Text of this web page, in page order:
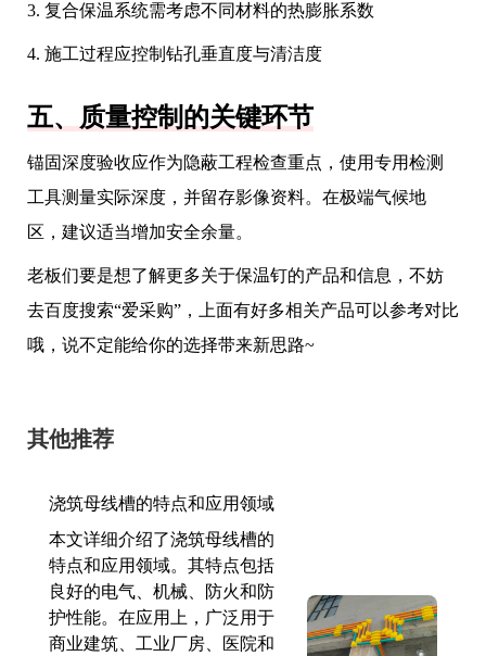
3. 复合保温系统需考虑不同材料的热膨胀系数
4. 施工过程应控制钻孔垂直度与清洁度
五、质量控制的关键环节
锚固深度验收应作为隐蔽工程检查重点，使用专用检测
工具测量实际深度，并留存影像资料。在极端气候地
区，建议适当增加安全余量。
老板们要是想了解更多关于保温钉的产品和信息，不妨
去百度搜索“爱采购”，上面有好多相关产品可以参考对比
哦，说不定能给你的选择带来新思路~
其他推荐
浇筑母线槽的特点和应用领域
本文详细介绍了浇筑母线槽的
特点和应用领域。其特点包括
良好的电气、机械、防火和防
护性能。在应用上，广泛用于
商业建筑、工业厂房、医院和